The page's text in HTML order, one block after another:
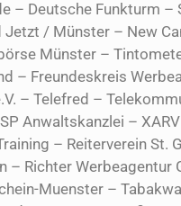
Deutsche Funkturm –
/ Münster – New
Münster –
– Freundeskreis
– Telefred –
Anwaltskanzlei –
– Reiterverein St.
– Richter Werbeagentur
Muenster –